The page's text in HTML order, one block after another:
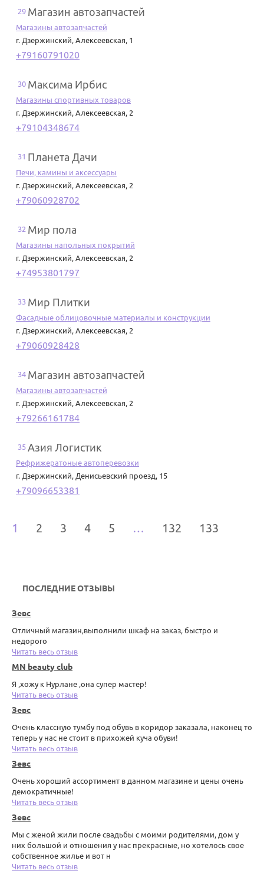
29 Магазин автозапчастей
Магазины автозапчастей
г. Дзержинский, Алексеевская, 1
+79160791020
30 Максима Ирбис
Магазины спортивных товаров
г. Дзержинский, Алексеевская, 2
+79104348674
31 Планета Дачи
Печи, камины и аксессуары
г. Дзержинский, Алексеевская, 2
+79060928702
32 Мир пола
Магазины напольных покрытий
г. Дзержинский, Алексеевская, 2
+74953801797
33 Мир Плитки
Фасадные облицовочные материалы и конструкции
г. Дзержинский, Алексеевская, 2
+79060928428
34 Магазин автозапчастей
Магазины автозапчастей
г. Дзержинский, Алексеевская, 2
+79266161784
35 Азия Логистик
Рефрижератоные автоперевозки
г. Дзержинский, Денисьевский проезд, 15
+79096653381
1 2 3 4 5 … 132 133
ПОСЛЕДНИЕ ОТЗЫВЫ
Зевс
Отличный магазин,выполнили шкаф на заказ, быстро и
недорого
Читать весь отзыв
MN beauty club
Я ,хожу к Нурлане ,она супер мастер!
Читать весь отзыв
Зевс
Очень классную тумбу под обувь в коридор заказала, наконец то
теперь у нас не стоит в прихожей куча обуви!
Читать весь отзыв
Зевс
Очень хороший ассортимент в данном магазине и цены очень
демократичные!
Читать весь отзыв
Зевс
Мы с женой жили после свадьбы с моими родителями, дом у
них большой и отношения у нас прекрасные, но хотелось свое
собственное жилье и вот н
Читать весь отзыв